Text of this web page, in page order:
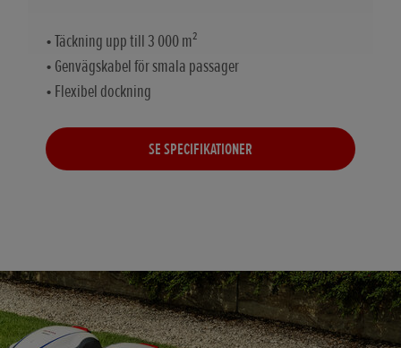
• Täckning upp till 3 000 m²
• Genvägskabel för smala passager
• Flexibel dockning
SE SPECIFIKATIONER